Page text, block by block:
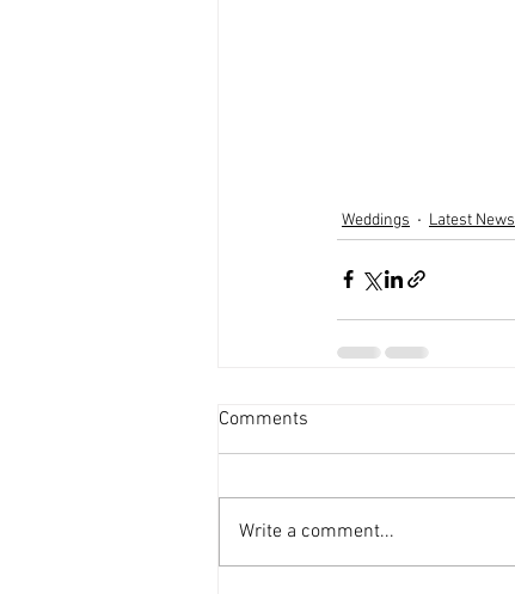
Weddings Latest News
Comments
Write a comment...